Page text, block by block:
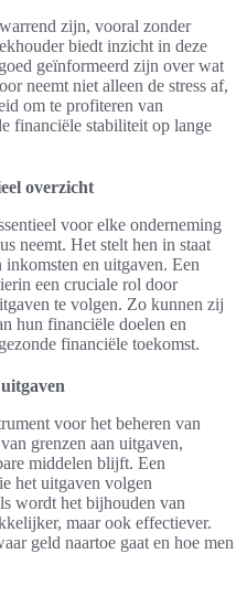
zijn, vooral zonder
biedt inzicht in deze
geïnformeerd zijn over wat
neemt niet alleen de stress af,
om te profiteren van
financiële stabiliteit op lange
overzicht
voor elke onderneming
neemt. Het stelt hen in staat
en uitgaven. Een
een cruciale rol door
te volgen. Zo kunnen zij
hun financiële doelen en
financiële toekomst.
voor het beheren van
grenzen aan uitgaven,
middelen blijft. Een
het uitgaven volgen
wordt het bijhouden van
maar ook effectiever.
geld naartoe gaat en hoe men